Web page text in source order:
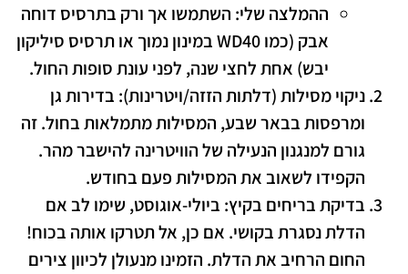
ההמלצה שלי: השתמשו אך ורק בתרסיס דוחה
אבק (כמו WD40 במינון נמוך או תרסיס סיליקון
יבש) אחת לחצי שנה, לפני עונת סופות החול.
ניקוי מסילות (דלתות הזזה/ויטרינות): בדירות גן
ומרפסות בבאר שבע, המסילות מתמלאות בחול. זה
גורם למנגנון הנעילה של הוויטרינה להישבר מהר.
הקפידו לשאוב את המסילות פעם בחודש.
בדיקת בריחים בקיץ: ביולי-אוגוסט, שימו לב אם
הדלת נסגרת בקושי. אם כן, אל תטרקו אותה בכוח!
החום הרחיב את הדלת. הזמינו מנעולן לכיוון צירים